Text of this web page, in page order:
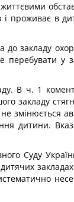
проживає в
до закладу
перебувати у
В ч. 1
закладу
змінюється
дитини.
Суду